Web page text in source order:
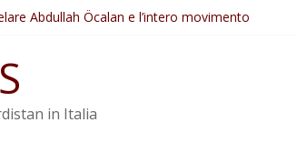
Abdullah Öcalan e l’intero movimento
ostacolerebbe l’attuazione della legge
di guerra dell’Iran
trasformata in legge positiva
in Italia